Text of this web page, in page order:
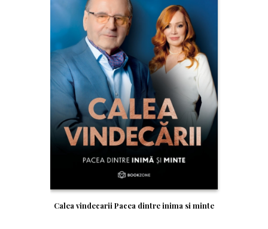
Calea vindecarii Pacea dintre inima si minte